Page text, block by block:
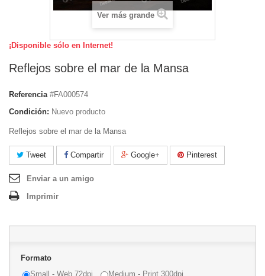
Ver más grande
¡Disponible sólo en Internet!
Reflejos sobre el mar de la Mansa
Referencia #FA000574
Condición: Nuevo producto
Reflejos sobre el mar de la Mansa
Tweet Compartir Google+ Pinterest
Enviar a un amigo
Imprimir
Formato
Small - Web 72dpi
Medium - Print 300dpi